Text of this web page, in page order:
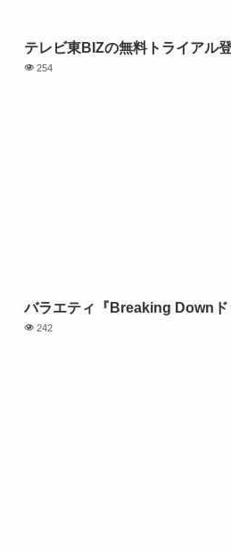
テレビ東BIZの無料トライアル
254
バラエティ『Breaking Downド
242